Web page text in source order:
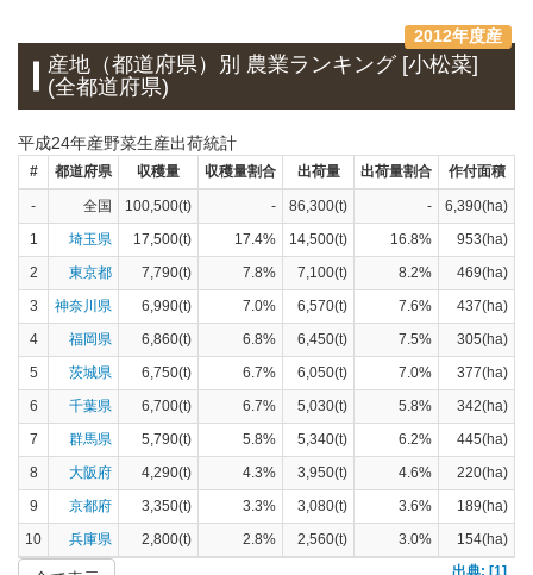
2012年度産
産地（都道府県）別 農業ランキング [小松菜]
(全都道府県)
平成24年産野菜生産出荷統計
# 都道府県 収穫量 収穫量割合 出荷量 出荷量割合 作付面積
- 全国 100,500(t) - 86,300(t) -
6,390(ha)
1
埼玉県 17,500(t) 17.4% 14,500(t) 16.8%
953(ha)
2
東京都 7,790(t) 7.8% 7,100(t) 8.2%
469(ha)
3
神奈川県 6,990(t) 7.0% 6,570(t) 7.6%
437(ha)
4
福岡県 6,860(t) 6.8% 6,450(t) 7.5%
305(ha)
5
茨城県 6,750(t) 6.7% 6,050(t) 7.0%
377(ha)
6
千葉県 6,700(t) 6.7% 5,030(t) 5.8%
342(ha)
7
群馬県 5,790(t) 5.8% 5,340(t) 6.2%
445(ha)
8
大阪府 4,290(t) 4.3% 3,950(t) 4.6%
220(ha)
9
京都府 3,350(t) 3.3% 3,080(t) 3.6%
189(ha)
10
兵庫県 2,800(t) 2.8% 2,560(t) 3.0%
154(ha)